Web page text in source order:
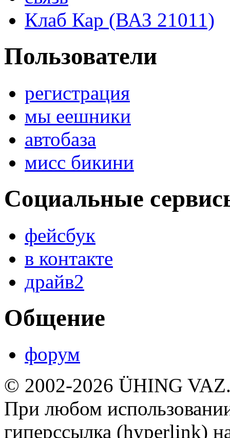
Клаб Кар (ВАЗ 21011)
Пользователи
регистрация
мы еешники
автобаза
мисс бикини
Социальные
фейсбук
в контакте
драйв2
Общение
форум
© 2002-2026 ÜHING
При любом
гиперссылка (hyperlink)